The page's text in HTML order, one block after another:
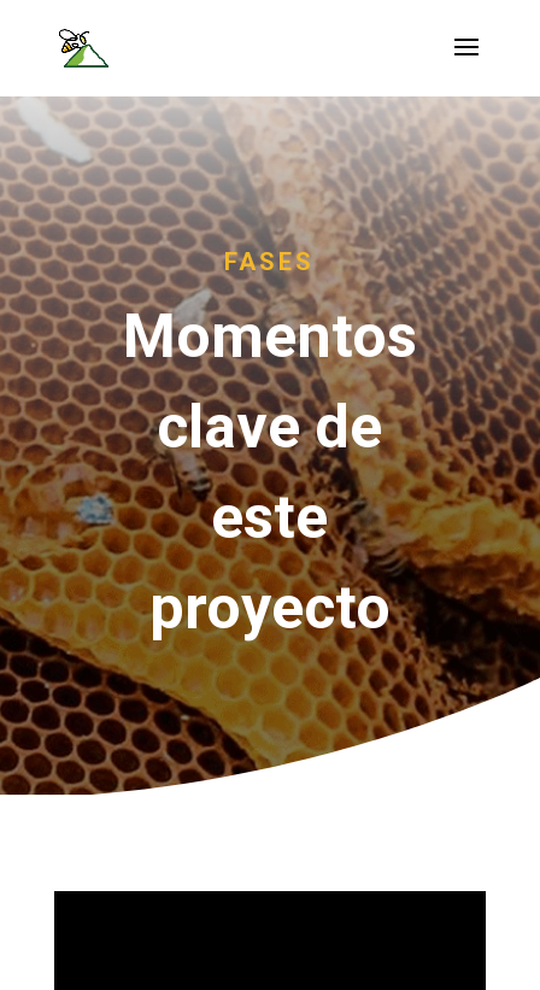
FASES
Momentos
clave de
este
proyecto